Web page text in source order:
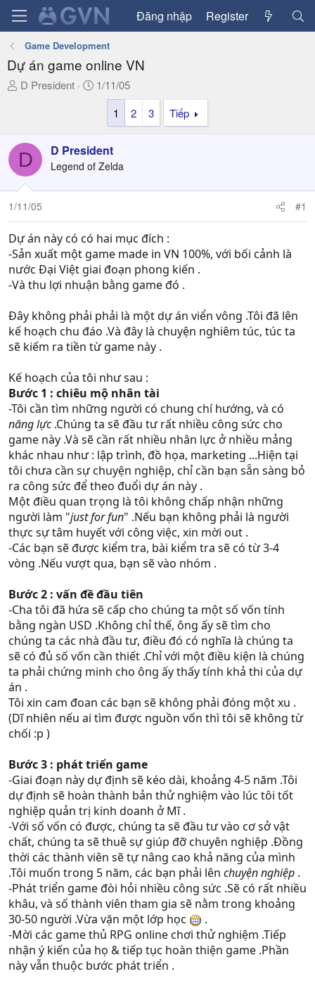
Đăng nhập Register
Game Development
Dự án game online VN
T
a
d
s
t
a
e
r
D President
N
ử
1/11/05
1
2 3 Tiếp
D D President
Legend of Zelda
1/11/05 #1
Dự án này có có hai mục đích :
-Sản xuất một game made in VN 100%, với bối cảnh là
nước Đại Việt giai đoạn phong kiến .
-Và thu lợi nhuận bằng game đó .
Đây không phải phải là một dự án viển vông .Tôi đã lên
kế hoạch chu đáo .Và đây là chuyện nghiêm túc, túc ta
sẽ kiếm ra tiền từ game này .
Kế hoạch của tôi như sau :
Bước 1 : chiêu mộ nhân tài
-Tôi cần tìm những người có chung chí hướng, và có
năng lực.Chúng ta sẽ đầu tư rất nhiều công sức cho
game này .Và sẽ cần rất nhiều nhân lực ở nhiều mảng
khác nhau như : lập trình, đồ họa, marketing ...Hiện tại
tôi chưa cần sự chuyện nghiệp, chỉ cần bạn sẵn sàng bỏ
ra công sức để theo đuổi dự án này .
Một điều quan trọng là tôi không chấp nhận những
người làm "just for fun" .Nếu bạn không phải là người
thực sự tâm huyết với công việc, xin mời out .
-Các bạn sẽ được kiểm tra, bài kiểm tra sẽ có từ 3-4
vòng .Nếu vượt qua, bạn sẽ vào nhóm .
Bước 2 : vấn đề đầu tiên
-Cha tôi đã hứa sẽ cấp cho chúng ta một số vốn tính
bằng ngàn USD .Không chỉ thế, ông ấy sẽ tìm cho
chúng ta các nhà đầu tư, điều đó có nghĩa là chúng ta
sẽ có đủ số vốn cần thiết .Chỉ với một điều kiện là chúng
ta phải chứng minh cho ông ấy thấy tính khả thi của dự
án .
Tôi xin cam đoan các bạn sẽ không phải đóng một xu .
(Dĩ nhiên nếu ai tìm được nguồn vốn thì tôi sẽ không từ
chối :p )
Bước 3 : phát triển game
-Giai đoạn này dự định sẽ kéo dài, khoảng 4-5 năm .Tôi
dự định sẽ hoàn thành bản thử nghiệm vào lúc tôi tốt
nghiệp quản trị kinh doanh ở Mĩ .
-Với số vốn có được, chúng ta sẽ đầu tư vào cơ sở vật
chất, chúng ta sẽ thuê sự giúp đỡ chuyên nghiệp .Đồng
thời các thành viên sẽ tự nâng cao khả năng của mình
.Tôi muốn trong 5 năm, các bạn phải lên chuyện nghiệp .
-Phát triển game đòi hỏi nhiều công sức .Sẽ có rất nhiều
khâu, và số thành viên tham gia sẽ nằm trong khoảng
30-50 người .Vừa vặn một lớp học
.
-Mời các game thủ RPG online chơi thử nghiệm .Tiếp
nhận ý kiến của họ & tiếp tục hoàn thiện game .Phần
này vẫn thuộc bước phát triển .